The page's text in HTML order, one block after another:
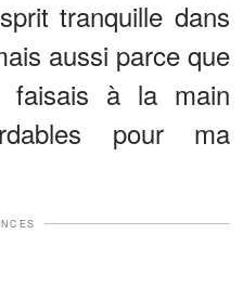
tranquille dans
aussi parce que
faisais à la main
pour ma